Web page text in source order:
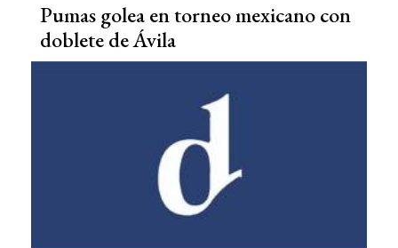
Pumas golea en torneo mexicano con
doblete de Ávila